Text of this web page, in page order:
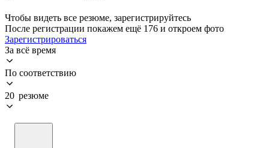
Чтобы видеть все резюме, зарегистрируйтесь
После регистрации покажем ещё 176 и откроем фото
Зарегистрироваться
За всё время
По соответствию
20 резюме